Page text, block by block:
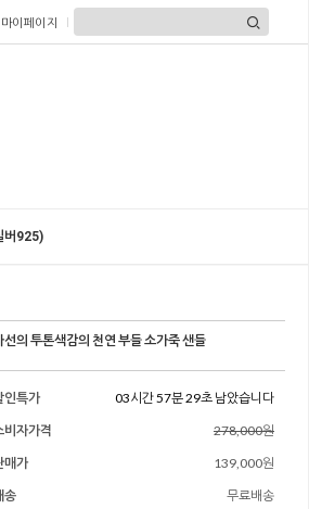
마이페이지
버925)
선의 투톤색감의 천연 부들 소가죽 샌들
인특가
03시간 57분 27초 남았습니다
비자가격
278,000원
매가
139,000원
송
무료배송